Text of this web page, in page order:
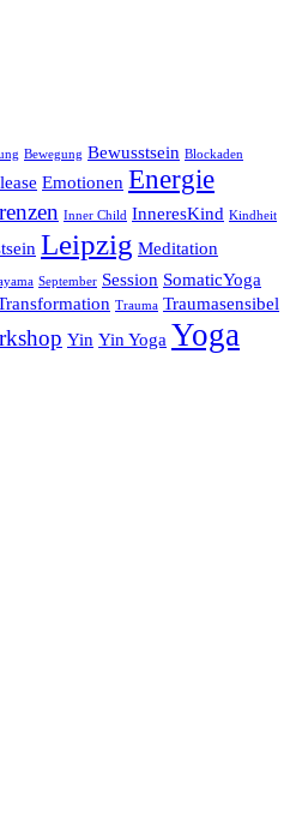
Bewegung Bewusstsein Blockaden
Emotionen Energie
Inner Child InneresKind Kindheit
Leipzig Meditation
September Session SomaticYoga
Trauma Traumasensibel
Yin Yin Yoga Yoga